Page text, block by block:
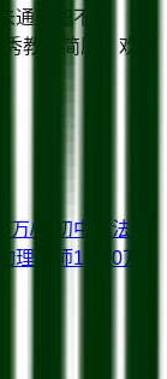
通知恕不接
师简历，欢迎
万/年
初中道法教
理教师10-20万/